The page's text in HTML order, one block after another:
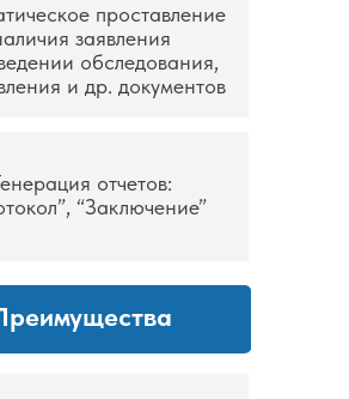
проставление
заявления
обследования,
и др. документов
отчетов:
“Заключение”